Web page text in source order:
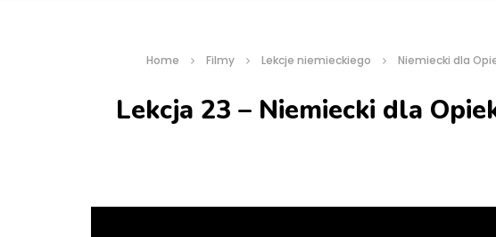
Home Filmy Lekcje niemieckiego Niemiecki dla
Lekcja 23 – Niemiecki dla